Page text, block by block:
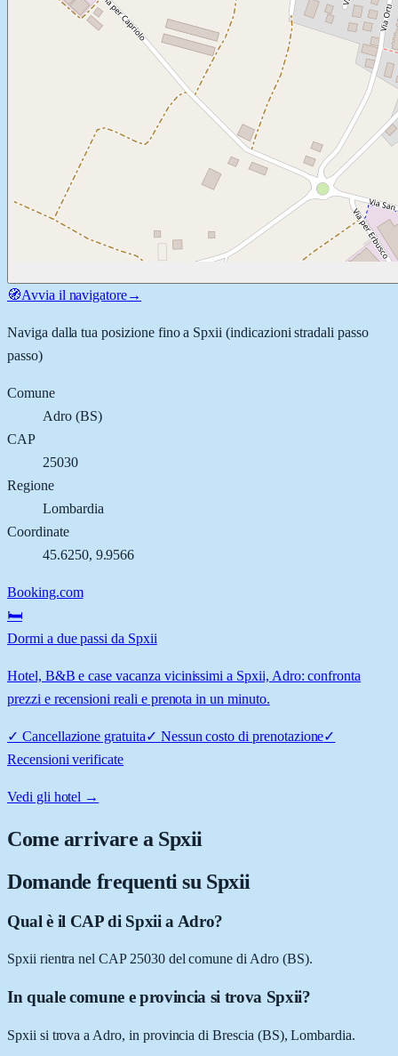
🧭Avvia il navigatore→
Naviga dalla tua posizione fino a Spxii (indicazioni stradali passo
passo)
Comune
Adro(BS)
CAP
25030
Regione
Lombardia
Coordinate
45.6250, 9.9566
Booking.com
🛏️
Dormi a due passi da Spxii
Hotel, B&B e case vacanza vicinissimi a Spxii, Adro: confronta
prezzi e recensioni reali e prenota in un minuto.
✓ Cancellazione gratuita✓ Nessun costo di prenotazione✓
Recensioni verificate
Vedi gli hotel →
Come arrivare a Spxii
Domande frequenti su Spxii
Qual è il CAP di Spxii a Adro?
Spxii rientra nel CAP 25030 del comune di Adro (BS).
In quale comune e provincia si trova Spxii?
Spxii si trova a Adro, in provincia di Brescia (BS), Lombardia.